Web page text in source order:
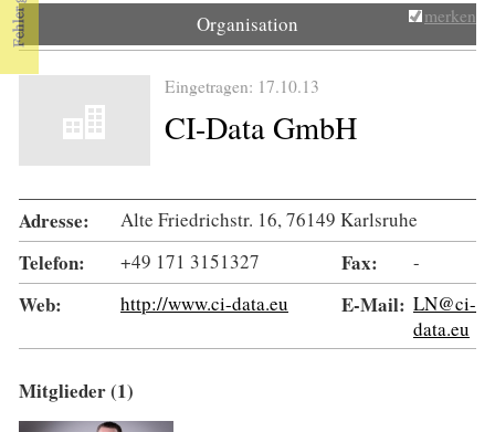
Organisation merken
Eingetragen: 17.10.13
CI-Data GmbH
Adresse: Alte Friedrichstr. 16, 76149 Karlsruhe
Telefon: +49 171 3151327 Fax: -
Web: http://www.ci-data.eu E-Mail: LN@ci-
data.eu
Mitglieder (1)